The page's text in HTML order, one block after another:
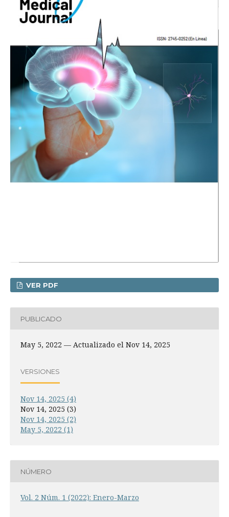
VER PDF
PUBLICADO
May 5, 2022 — Actualizado el Nov 14, 2025
VERSIONES
Nov 14, 2025 (4)
Nov 14, 2025 (3)
Nov 14, 2025 (2)
May 5, 2022 (1)
NÚMERO
Vol. 2 Núm. 1 (2022): Enero-Marzo